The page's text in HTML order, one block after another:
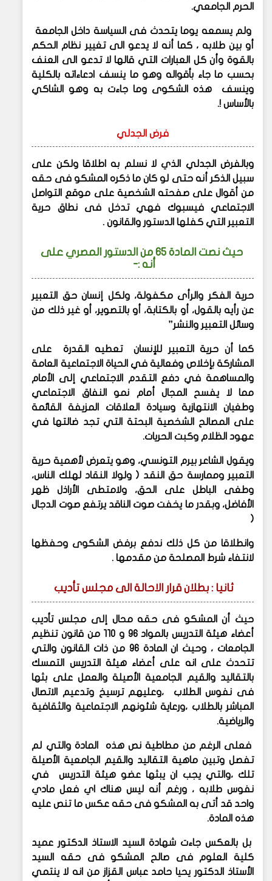
الحرم الجامعي.
ولم يسمعه يوما يتحدث فى السياسة داخل الجامعة
أو بين طلابه ، كما أنه لا يدعو الى تغيير نظام الحكم
بالقوة وأن كل العبارات التي قالها لا تدعو الى العنف
بحسب ما جاء بأقواله وهو ما ينسف ادعاءاته بالكلية
وينسف هذه الشكوى وما جاءت به وهو الشاكي
بالأساس !.
فرض الجدلي
وبالفرض الجدلي الذي لا نسلم به اطلاقا ولكن على
سبيل الذكر أنه حتى لو كان ما ذكره المشكو فى حقه
من أقوال على صفحته الشخصية على موقع التواصل
الاجتماعي فيسبوك فهي تدخل فى نطاق حرية
التعبير التي كفلها الدستور والقانون .
حيث نصت المادة 65 من الدستور المصري على
أنه :-
حرية الفكر والرأى مكفولة، ولكل إنسان حق التعبير
عن رأيه بالقول، أو بالكتابة، أو بالتصوير، أو غير ذلك من
وسائل التعبير والنشر”
كما أن حرية التعبير للإنسان تعطيه القدرة على
المشاركة بإخلاص وفعالية في الحياة الاجتماعية العامة
والمساهمة في دفع التقدم الاجتماعي إلى الأمام
مما لا يفسح المجال أمام نمو النفاق الاجتماعي
وطغيان الانتهازية وسيادة العلاقات المزيفة القائمة
على المصالح الشخصية البحتة التي تجد ضالتها في
عهود الظلام وكبت الحريات.
ويقول الشاعر بيرم التونسي، وهو يتعرض لأهمية حرية
التعبير وممارسة حق النقد ( ولولا النقاد لهلك الناس،
وطغى الباطل على الحق، ولامتطى الأراذل ظهر
الأفاضل، وبقدر ما يخفت صوت الناقد يرتفع صوت الدجال
(
وانطلاقا من كل ذلك ندفع برفض الشكوى وحفظها
لانتفاء شرط المصلحة من مقدمها .
ثانيا : بطلان قرار الاحالة الى مجلس تأديب
حيث أن المشكو فى حقه محال إلى مجلس تأديب
أعضاء هيئة التدريس بالمواد 96 و 110 من قانون تنظيم
الجامعات ، وحيث ان المادة 96 من ذات القانون والتي
تتحدث على انه على أعضاء هيئة التدريس التمسك
بالتقاليد والقيم الجامعية الأصيلة والعمل على بثها
فى نفوس الطلاب ،وعليهم ترسيخ وتدعيم الاتصال
المباشر بالطلاب ،ورعاية شئونهم الاجتماعية والثقافية
والرياضية.
فعلى الرغم من مطاطية نص هذه المادة والتي لم
تفصل وتبين ماهية التقاليد والقيم الجامعية الأصيلة
تلك ،والتي يجب ان يبثها عضو هيئة التدريس في
نفوس طلابه ، ورغم أنه ليس هناك اي فعل مادي
واحد قد أتى به المشكو فى حقه عكس ما تنص عليه
هذه المادة.
بل بالعكس جاءت شهادة السيد الاستاذ الدكتور عميد
كلية العلوم فى صالح المشكو فى حقه السيد
الأستاذ الدكتور يحيا حامد عباس القزاز من انه لا ينتمي